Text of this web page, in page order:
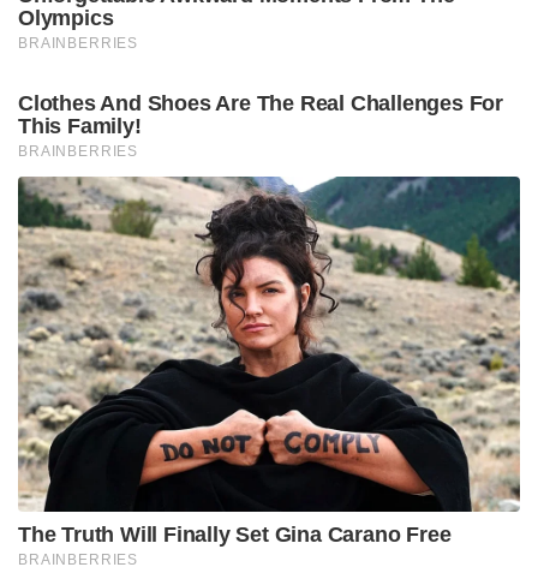
സാധാരണക്കാർക്കും ചെറുകിട വ്യാപാരികൾക്കും ഒരു
തരത്തിലുള്ള ട്രാൻസാക്ഷൻ നിരക്കുകളും ഈടാക്കില്ല
; യു.പി.ഐ നിയമഭേദഗതിയിൽ വ്യക്തത വരുത്തി
ചടങ്ങുകളിൽ പങ്കെടുത്ത കേന്ദ്ര സഹമന്ത്രി സാവിത്രി
ഠാക്കൂർ ഭോജ്‌ശാലയെ അയോധ്യയുടെ മാതൃകയിൽ
വലിയൊരു തീർത്ഥാടന കേന്ദ്രമായി
വികസിപ്പിക്കുമെന്ന് പ്രഖ്യാപിച്ചു. കൂടാതെ,
ഭോജ്‌ശാലയിൽ നിന്നും പണ്ട് ബ്രിട്ടീഷുകാർ
ലണ്ടനിലേക്ക് കടത്തിയ യഥാർത്ഥ ‘വാഗ്‌ദേവി’
വിഗ്രഹം തിരികെ ഇന്ത്യയിലെത്തിച്ച് ക്ഷേത്രത്തിൽ
പുനഃപ്രതിഷ്ഠിക്കാനുള്ള നിയമപരമായ നടപടികൾ
കേന്ദ്ര സർക്കാർ ആരംഭിച്ചതായും അവർ
വ്യക്തമാക്കി. മധ്യപ്രദേശ് മുഖ്യമന്ത്രി മോഹൻ യാദവും
ഈ നീക്കങ്ങൾക്ക് പൂർണ്ണ പിന്തുണ പ്രഖ്യാപിച്ചിട്ടുണ്ട്.